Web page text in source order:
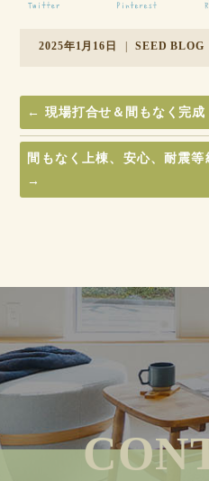
2025年1月16日 SEED BLOG
← 現場打合せ＆間もなく完
間もなく上棟、安心、耐震
→